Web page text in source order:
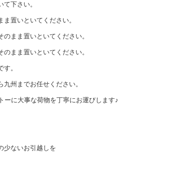
下さい。
置いといてください。
まま置いといてください。
まま置いといてください。
。
州までお任せください。
に大事な荷物を丁寧にお運びします♪
少ないお引越しを